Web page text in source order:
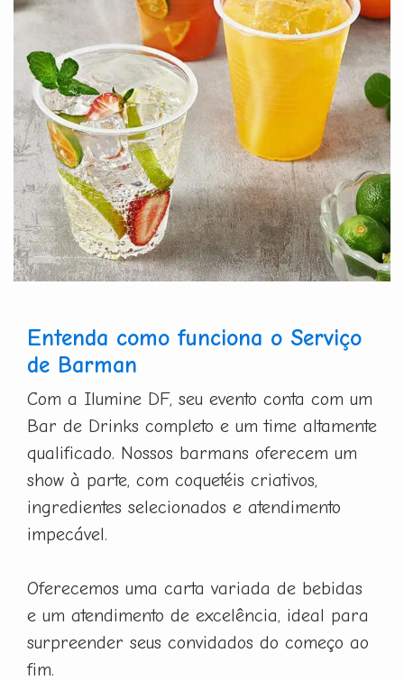
Entenda como funciona o Serviço
de Barman
Com a Ilumine DF, seu evento conta com um
Bar de Drinks completo e um time altamente
qualificado. Nossos barmans oferecem um
show à parte, com coquetéis criativos,
ingredientes selecionados e atendimento
impecável.
Oferecemos uma carta variada de bebidas
e um atendimento de excelência, ideal para
surpreender seus convidados do começo ao
fim.